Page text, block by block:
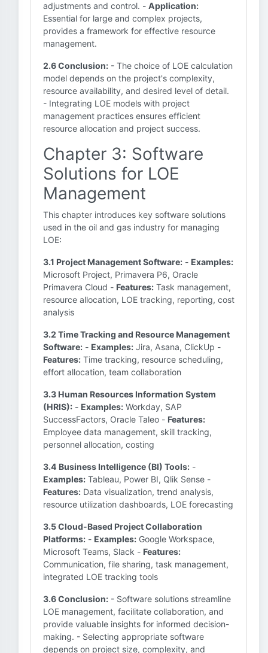
adjustments and control. - Application:
Essential for large and complex projects,
provides a framework for effective resource
management.
2.6 Conclusion: - The choice of LOE calculation
model depends on the project's complexity,
resource availability, and desired level of detail.
- Integrating LOE models with project
management practices ensures efficient
resource allocation and project success.
Chapter 3: Software
Solutions for LOE
Management
This chapter introduces key software solutions
used in the oil and gas industry for managing
LOE:
3.1 Project Management Software: - Examples:
Microsoft Project, Primavera P6, Oracle
Primavera Cloud - Features: Task management,
resource allocation, LOE tracking, reporting, cost
analysis
3.2 Time Tracking and Resource Management
Software: - Examples: Jira, Asana, ClickUp -
Features: Time tracking, resource scheduling,
effort allocation, team collaboration
3.3 Human Resources Information System
(HRIS): - Examples: Workday, SAP
SuccessFactors, Oracle Taleo - Features:
Employee data management, skill tracking,
personnel allocation, costing
3.4 Business Intelligence (BI) Tools: -
Examples: Tableau, Power BI, Qlik Sense -
Features: Data visualization, trend analysis,
resource utilization dashboards, LOE forecasting
3.5 Cloud-Based Project Collaboration
Platforms: - Examples: Google Workspace,
Microsoft Teams, Slack - Features:
Communication, file sharing, task management,
integrated LOE tracking tools
3.6 Conclusion: - Software solutions streamline
LOE management, facilitate collaboration, and
provide valuable insights for informed decision-
making. - Selecting appropriate software
depends on project size, complexity, and